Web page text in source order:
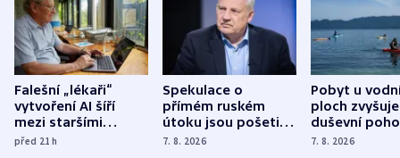
Falešní „lékaři“
vytvoření AI šíří
mezi staršími
Poláky nebezpečné
před 21h
Spekulace o
přímém ruském
útoku jsou pošetilé,
míní estonský
7. 8. 2026
Pobyt u
ploch zvyšuje
duševní
ukázala
7. 8. 2026